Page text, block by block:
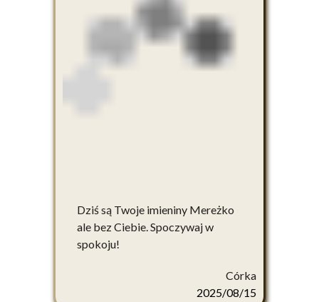
Dziś są Twoje imieniny Mereżko
ale bez Ciebie. Spoczywaj w
spokoju!
Córka
2025/08/15